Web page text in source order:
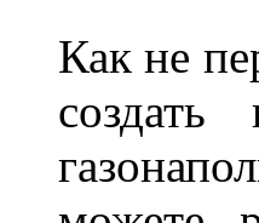
Как не